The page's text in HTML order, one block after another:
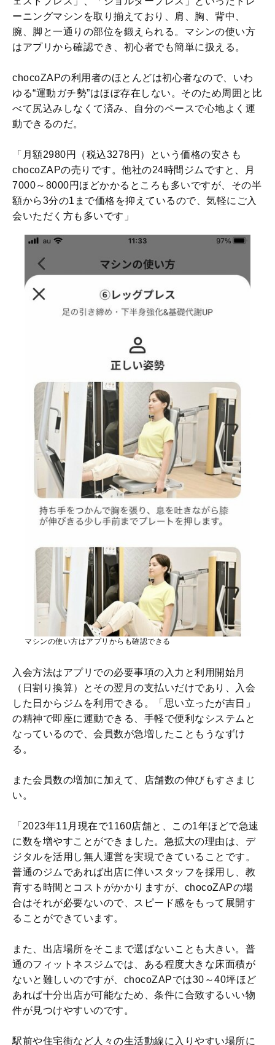
ーニングマシンを取り揃えており、肩、胸、背中、
腕、脚と一通りの部位を鍛えられる。マシンの使い方
はアプリから確認でき、初心者でも簡単に扱える。
chocoZAPの利用者のほとんどは初心者なので、いわ
ゆる“運動ガチ勢”はほぼ存在しない。そのため周囲と比
べて尻込みしなくて済み、自分のペースで心地よく運
動できるのだ。
「月額2980円（税込3278円）という価格の安さも
chocoZAPの売りです。他社の24時間ジムですと、月
7000～8000円ほどかかるところも多いですが、その半
額から3分の1まで価格を抑えているので、気軽にご入
会いただく方も多いです」
マシンの使い方はアプリからも確認できる
入会方法はアプリでの必要事項の入力と利用開始月
（日割り換算）とその翌月の支払いだけであり、入会
した日からジムを利用できる。「思い立ったが吉日」
の精神で即座に運動できる、手軽で便利なシステムと
なっているので、会員数が急増したこともうなずけ
る。
また会員数の増加に加えて、店舗数の伸びもすさまじ
い。
「2023年11月現在で1160店舗と、この1年ほどで急速
に数を増やすことができました。急拡大の理由は、デ
ジタルを活用し無人運営を実現できていることです。
普通のジムであれば出店に伴いスタッフを採用し、教
育する時間とコストがかかりますが、chocoZAPの場
合はそれが必要ないので、スピード感をもって展開す
ることができています。
また、出店場所をそこまで選ばないことも大きい。普
通のフィットネスジムでは、ある程度大きな床面積が
ないと難しいのですが、chocoZAPでは30～40坪ほど
あれば十分出店が可能なため、条件に合致するいい物
件が見つけやすいのです。
駅前や住宅街など人々の生活動線に入りやすい場所に